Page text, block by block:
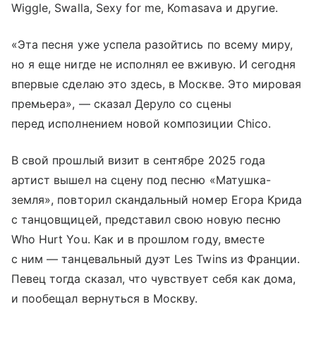
Wiggle, Swalla, Sexy for me, Komasava и другие.
«Эта песня уже успела разойтись по всему миру,
но я еще нигде не исполнял ее вживую. И сегодня
впервые сделаю это здесь, в Москве. Это мировая
премьера», — сказал Деруло со сцены
перед исполнением новой композиции Chico.
В свой прошлый визит в сентябре 2025 года
артист вышел на сцену под песню «Матушка-
земля», повторил скандальный номер Егора Крида
с танцовщицей, представил свою новую песню
Who Hurt You. Как и в прошлом году, вместе
с ним — танцевальный дуэт Les Twins из Франции.
Певец тогда сказал, что чувствует себя как дома,
и пообещал вернуться в Москву.